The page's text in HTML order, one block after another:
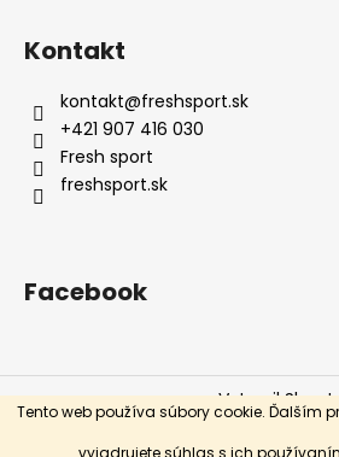
Tento web používa súbory cookie. Ďalším
ť
?
O
o
r
Kontakt
kontakt@freshsport.sk
+421 907 416 030
Fresh sport
freshsport.sk
Facebook
Vytvoril